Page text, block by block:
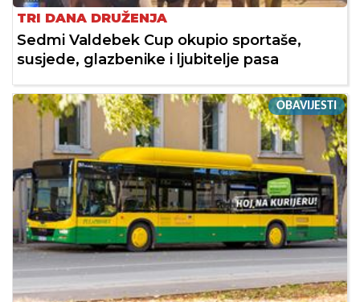
TRI DANA DRUŽENJA
Sedmi Valdebek Cup okupio sportaše,
susjede, glazbenike i ljubitelje pasa
OBAVIJESTI